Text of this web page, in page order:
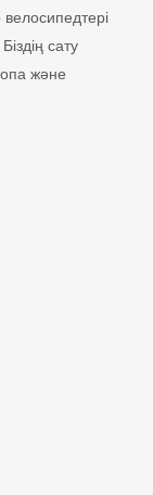
велосипедтері
сату
және